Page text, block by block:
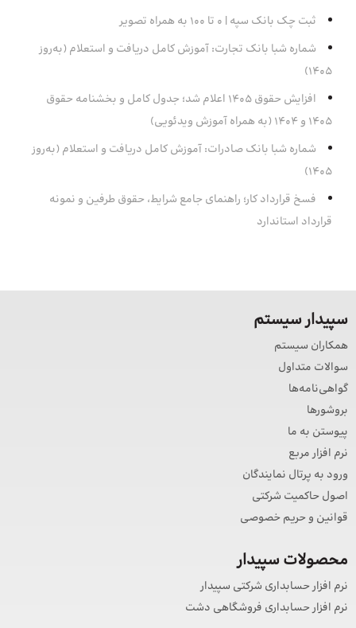
ثبت چک بانک سپه | ۰ تا ۱۰۰ به همراه تصویر
شماره شبا بانک تجارت: آموزش کامل دریافت و استعلام (به‌روز
۱۴۰۵)
افزایش حقوق 1405 اعلام شد؛ جدول کامل و بخشنامه حقوق
1405 و 1404 (به همراه آموزش ویدئویی)
شماره شبا بانک صادرات: آموزش کامل دریافت و استعلام (به‌روز
۱۴۰۵)
فسخ قرارداد کار؛ راهنمای جامع شرایط، حقوق طرفین و نمونه
قرارداد استاندارد
سپیدار سیستم
همکاران سیستم
سوالات متداول
گواهی‌نامه‌ها
بروشورها
پیوستن به ما
نرم افزار مربع
ورود به پرتال نمایندگان
اصول حاکمیت شرکتی
قوانین و حریم خصوصی
محصولات سپیدار
نرم افزار حسابداری شرکتی سپیدار
نرم افزار حسابداری فروشگاهی دشت